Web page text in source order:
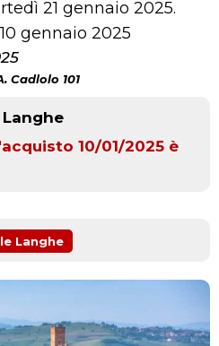
21 gennaio 2025.
gennaio 2025
Cadlolo 101
10/01/2025 è
Langhe